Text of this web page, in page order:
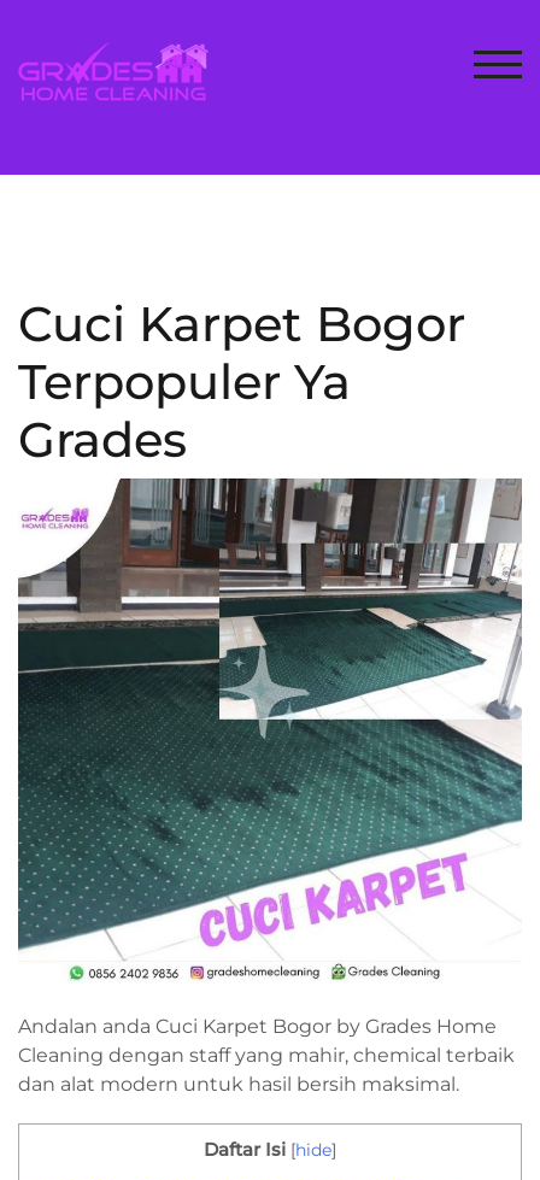
content
Cuci Karpet Bogor
Terpopuler Ya
Grades
Andalan anda Cuci Karpet Bogor by Grades Home
Cleaning dengan staff yang mahir, chemical terbaik
dan alat modern untuk hasil bersih maksimal.
Daftar Isi [hide]